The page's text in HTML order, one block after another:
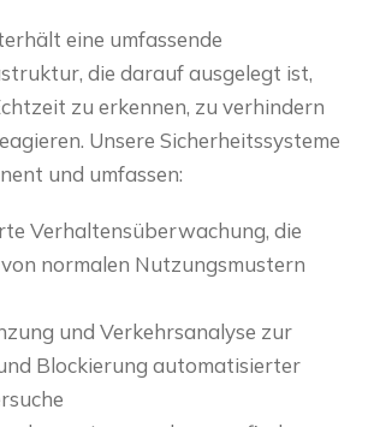
eine umfassende
die darauf ausgelegt ist,
zu erkennen, zu verhindern
Unsere Sicherheitssysteme
und umfassen:
Verhaltensüberwachung, die
normalen Nutzungsmustern
und Verkehrsanalyse zur
Blockierung automatisierter